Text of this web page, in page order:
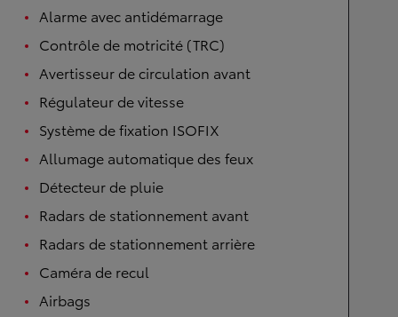
Alarme avec antidémarrage
Contrôle de motricité (TRC)
Avertisseur de circulation avant
Régulateur de vitesse
Système de fixation ISOFIX
Allumage automatique des feux
Détecteur de pluie
Radars de stationnement avant
Radars de stationnement arrière
Caméra de recul
Airbags